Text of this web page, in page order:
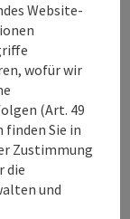
Preis.
der weiß,
Website-
wofür wir
(Art. 49
finden Sie in
Zustimmung
die
und